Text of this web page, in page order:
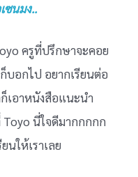
ซนมง..
ครูที่ปรึกษาจะคอย
บอกไป อยากเรียนต่อ
เอาหนังสือแนะนำ
Toyo นี่ใจดีมากกกกก
นให้เราเลย